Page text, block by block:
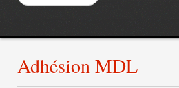
Adhésion MDL